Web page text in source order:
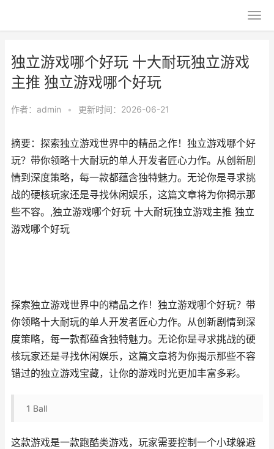
独立游戏哪个好玩 十大耐玩独立游戏
主推 独立游戏哪个好玩
作者： admin • 更新时间：2026-06-21
摘要：探索独立游戏世界中的精品之作！独立游戏哪个好
玩？带你领略十大耐玩的单人开发者匠心力作。从创新剧
情到深度策略，每一款都蕴含独特魅力。无论你是寻求挑
战的硬核玩家还是寻找休闲娱乐，这篇文章将为你揭示那
些不容。,独立游戏哪个好玩 十大耐玩独立游戏主推 独立
游戏哪个好玩
探索独立游戏世界中的精品之作！独立游戏哪个好玩？带
你领略十大耐玩的单人开发者匠心力作。从创新剧情到深
度策略，每一款都蕴含独特魅力。无论你是寻求挑战的硬
核玩家还是寻找休闲娱乐，这篇文章将为你揭示那些不容
错过的独立游戏宝藏，让你的游戏时光更加丰富多彩。
1 Ball
这款游戏是一款跑酷类游戏，玩家需要控制一个小球躲避